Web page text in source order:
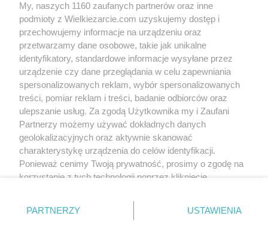
Groups: Cakes Cponge cakes
Fruits cakes
Birthday cake
Tags:
biszkopt ciasto mascarpone
śmietana
słodycze
truskawki
more tags
My, naszych 1160 zaufanych partnerów oraz inne
podmioty z Wielkiezarcie.com uzyskujemy dostęp i
przechowujemy informacje na urządzeniu oraz
przetwarzamy dane osobowe, takie jak unikalne
identyfikatory, standardowe informacje wysyłane przez
urządzenie czy dane przeglądania w celu zapewniania
spersonalizowanych reklam, wybór spersonalizowanych
treści, pomiar reklam i treści, badanie odbiorców oraz
ulepszanie usług. Za zgodą Użytkownika my i Zaufani
Partnerzy możemy używać dokładnych danych
geolokalizacyjnych oraz aktywnie skanować
charakterystykę urządzenia do celów identyfikacji.
Ponieważ cenimy Twoją prywatność, prosimy o zgodę na
korzystanie z tych technologii poprzez kliknięcie
zmienić/wycofać klikając przycisk ustawień prywatności
znajdujący się w lewym dolnym rogu strony
PARTNERZY USTAWIENIA